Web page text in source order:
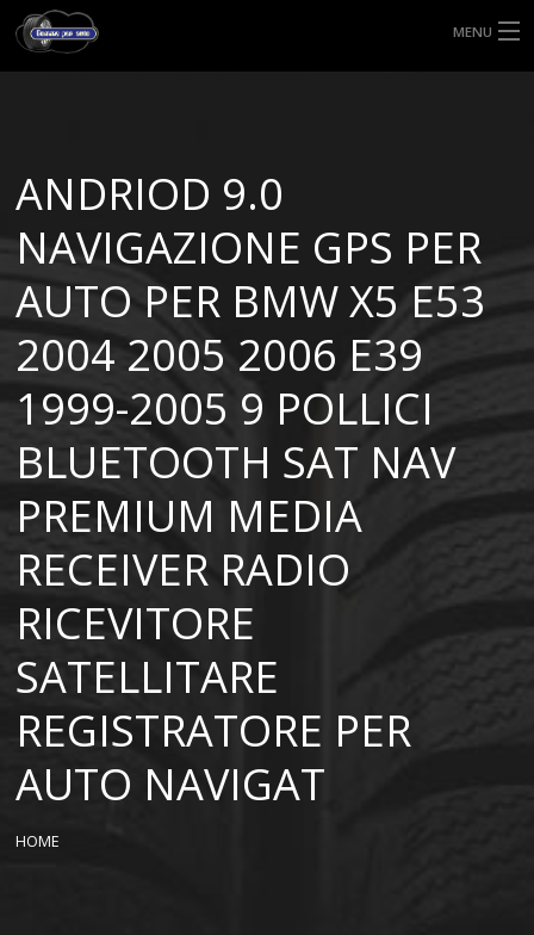
MENU
MISURE GOMME
BLOG
SHOP
ANDRIOD 9.0
NAVIGAZIONE GPS PER
AUTO PER BMW X5 E53
2004 2005 2006 E39
1999-2005 9 POLLICI
BLUETOOTH SAT NAV
PREMIUM MEDIA
RECEIVER RADIO
RICEVITORE
SATELLITARE
REGISTRATORE PER
AUTO NAVIGAT
HOME